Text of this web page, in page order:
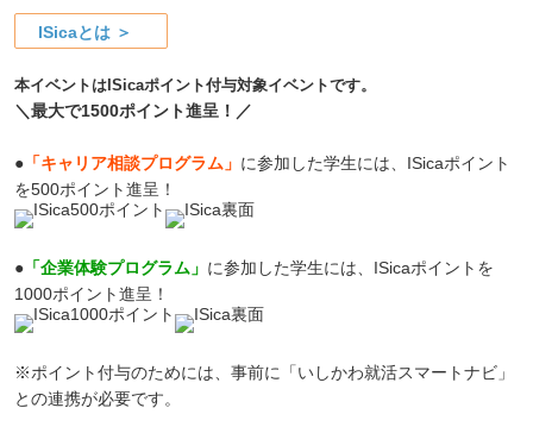
ISicaとは ＞
本イベントはISicaポイント付与対象イベントです。
＼最大で1500ポイント進呈！／
● 「キャリア相談プログラム」 に参加した学生には、ISicaポイント
を500ポイント進呈！
● 「企業体験プログラム」 に参加した学生には、ISicaポイントを
1000ポイント進呈！
※ポイント付与のためには、事前に「いしかわ就活スマートナビ」
との連携が必要です。